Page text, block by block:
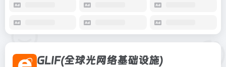
GLIF(全球光网络基础设施)